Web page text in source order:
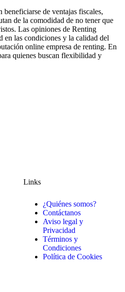
beneficiarse de ventajas fiscales,
de la comodidad de no tener que
Las opiniones de Renting
en las condiciones y la calidad del
online empresa de renting. En
quienes buscan flexibilidad y
Links
¿Quiénes somos?
Contáctanos
Aviso legal y
Privacidad
Términos y
Condiciones
Política de Cookies